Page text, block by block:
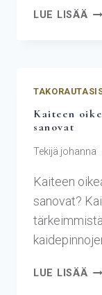
LUE LISÄÄ
Kaiteen
sanovat
Tekijä johanna
Kaiteen
sanovat?
LUE LISÄÄ